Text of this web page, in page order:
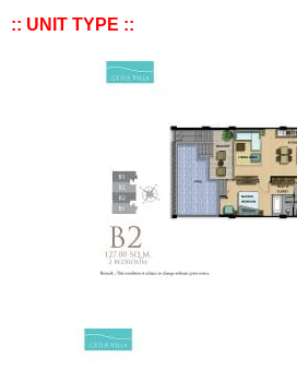
:: UNIT TYPE ::